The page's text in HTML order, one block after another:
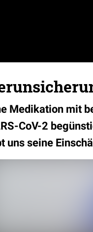
Medikation mit
CoV-2
uns seine